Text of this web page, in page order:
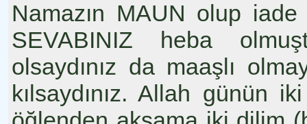
Namazın MAUN olup
SEVABINIZ heba
olsaydınız da maaşlı
kılsaydınız. Allah günün